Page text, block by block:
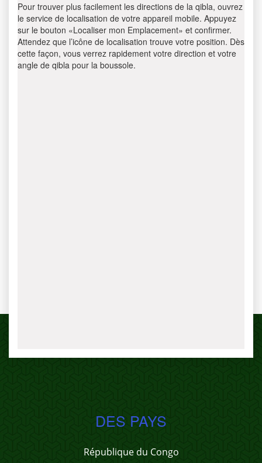
Pour trouver plus facilement les directions de la qibla, ouvrez
le service de localisation de votre appareil mobile. Appuyez
sur le bouton «Localiser mon Emplacement» et confirmer.
Attendez que l’icône de localisation trouve votre position. Dès
cette façon, vous verrez rapidement votre direction et votre
angle de qibla pour la boussole.
DES PAYS
République du Congo